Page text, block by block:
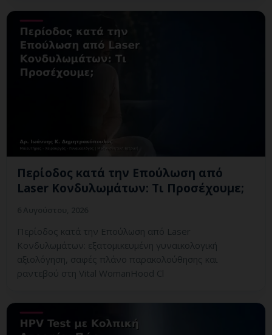
Περίοδος κατά την Επούλωση από
Laser Κονδυλωμάτων: Τι Προσέχουμε;
Περίοδος κατά την Επούλωση από Laser
Κονδυλωμάτων: εξατομικευμένη γυναικολογική
αξιολόγηση, σαφές πλάνο παρακολούθησης και
ραντεβού στη Vital WomanHood Cl